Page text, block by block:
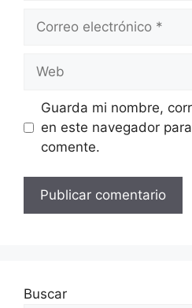
electrónico
Guarda mi nombre,
en este navegador
comente.
Buscar